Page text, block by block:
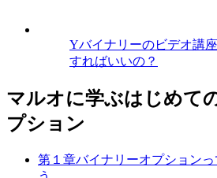
Yバイナリーのビデオ講
すればいいの？
マルオに学ぶはじめて
プション
第１章バイナリーオプションっ